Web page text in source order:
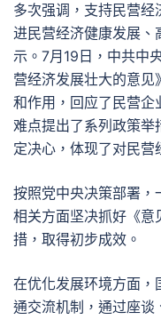
多次强调，支持民营
进民营经济健康发展、
示。7月19日，中共中
营经济发展壮大的意
和作用，回应了民营企
难点提出了系列政策举
定决心，体现了对民营
按照党中央决策部署，
相关方面坚决抓好《意
措，取得初步成效。
在优化发展环境方面，
通交流机制，通过座谈